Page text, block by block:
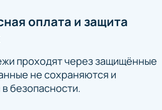
оплата и защита
проходят через защищённые
не сохраняются и
безопасности.